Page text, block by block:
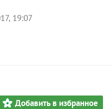
19:07
Добавить в избранное